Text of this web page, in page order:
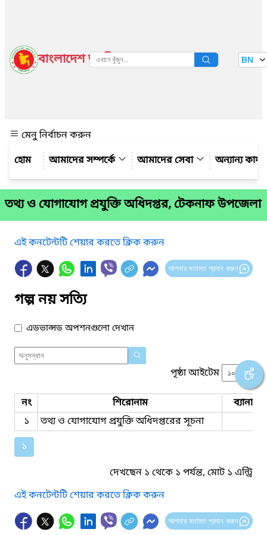
বাংলাদেশ জাতীয় তথ্য বাতায়ন BN
মেনু নির্বাচন করুন
আমাদের সম্পর্কে
আমাদের সেবা অন্যান্য
তথ্য ও যোগাযোগ প্রযুক্তি অধিদপ্তর, টেকনাফ উপজেলা
এই কনটেন্টটি শেয়ার করতে ক্লিক করুন
আপনার মতামত প্রদান করুন
গল্প নয় সত্যি
এডভান্সড অপশনগুলো দেখান
পৃষ্ঠা আইটেম
নং শিরোনাম
ব্যানার
১
তথ্য ও যোগাযোগ প্রযুক্তি অধিদপ্তরের সূচনা
১
দেখছেন ১ থেকে ১ পর্যন্ত, মোট ১ এন্ট্রি
এই কনটেন্টটি শেয়ার করতে ক্লিক করুন
আপনার মতামত প্রদান করুন